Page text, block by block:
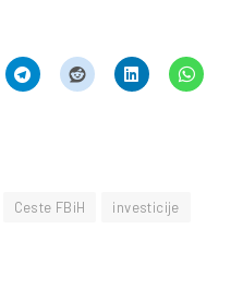
Ceste FBiH
investicije